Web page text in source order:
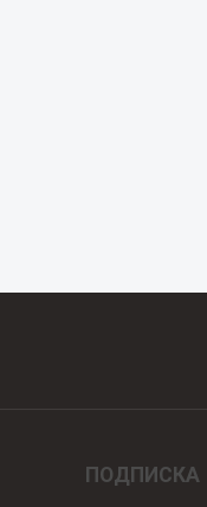
ПОДПИСКА